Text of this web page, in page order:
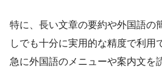
特に、長い文章の要約や外国語の
しでも十分に実用的な精度で利用
急に外国語のメニューや案内文を